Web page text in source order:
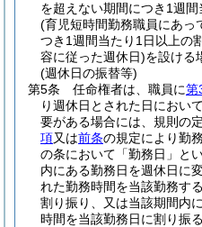
を超えない期間につき1週
(育児短時間勤務職員にあっ
つき1週間当たり1日以上の
容に従った週休日)を設ける
(週休日の振替等)
第5条
任命権者は、職員に第
り週休日とされた日におい
要がある場合には、規則の
項又は前条の規定により勤
の条において「勤務日」と
内にある勤務日を週休日に
れた勤務時間を当該勤務す
割り振り、又は当該期間内
時間を当該勤務日に割り振